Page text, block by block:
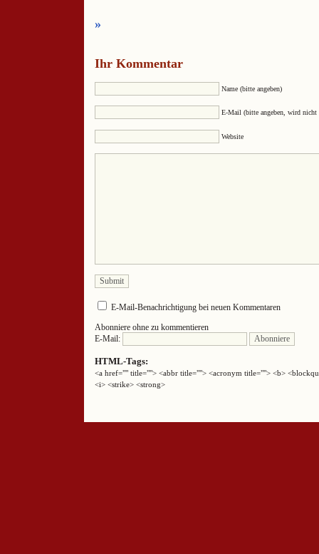
»
Ihr Kommentar
Name (bitte angeben)
E-Mail (bitte angeben, wird nicht
Website
E-Mail-Benachrichtigung bei neuen Kommentaren
Abonniere ohne zu kommentieren
E-Mail:
HTML-Tags:
<a href="" title=""> <abbr title=""> <acronym title=""> <b>
<i> <strike> <strong>